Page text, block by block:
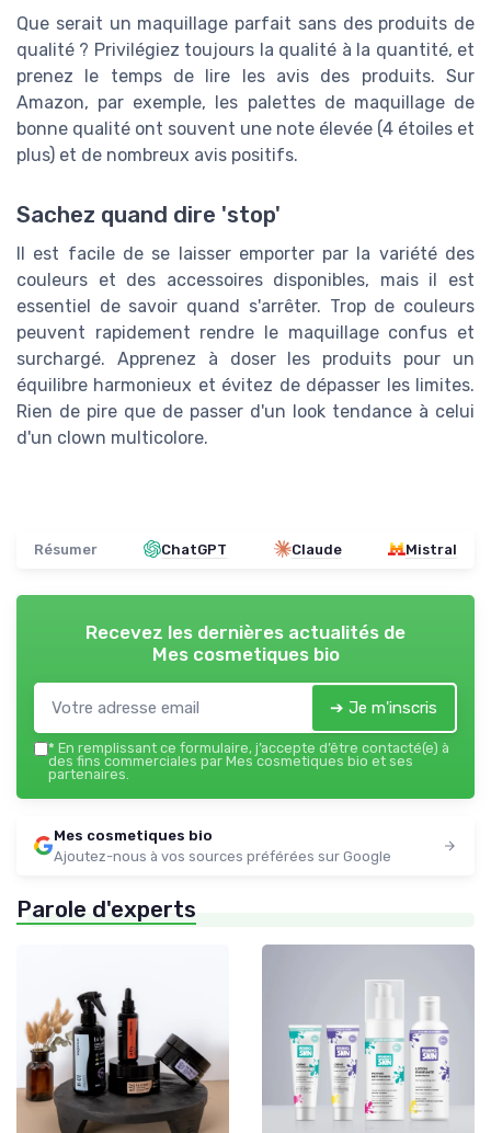
Que serait un maquillage parfait sans des produits de
qualité ? Privilégiez toujours la qualité à la quantité, et
prenez le temps de lire les avis des produits. Sur
Amazon, par exemple, les palettes de maquillage de
bonne qualité ont souvent une note élevée (4 étoiles et
plus) et de nombreux avis positifs.
Sachez quand dire 'stop'
Il est facile de se laisser emporter par la variété des
couleurs et des accessoires disponibles, mais il est
essentiel de savoir quand s'arrêter. Trop de couleurs
peuvent rapidement rendre le maquillage confus et
surchargé. Apprenez à doser les produits pour un
équilibre harmonieux et évitez de dépasser les limites.
Rien de pire que de passer d'un look tendance à celui
d'un clown multicolore.
Résumer ChatGPT Claude Mistral
Recevez les dernières actualités de
Mes cosmetiques bio
➔ Je m'inscris
* En remplissant ce formulaire, j’accepte d’être contacté(e) à
des fins commerciales par Mes cosmetiques bio et ses
partenaires.
Mes cosmetiques bio
Ajoutez-nous à vos sources préférées sur Google
Parole d'experts